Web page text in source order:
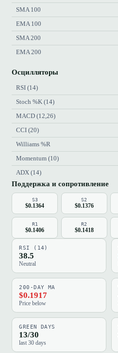
SMA 100
EMA 100
SMA 200
EMA 200
Осцилляторы
RSI (14)
Stoch %K (14)
MACD (12,26)
CCI (20)
Williams %R
Momentum (10)
ADX (14)
Поддержка и сопротивление
S3
$0.1364
S2
$0.1376
R1
$0.1406
R2
$0.1418
RSI (14)
38.5
Neutral
200-DAY MA
$0.1917
Price below
GREEN DAYS
13/30
last 30 days